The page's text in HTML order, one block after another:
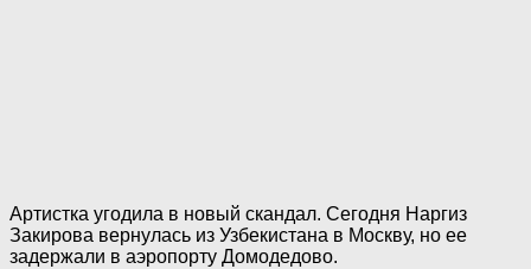
Артистка угодила в новый скандал. Сегодня Наргиз
Закирова вернулась из Узбекистана в Москву, но ее
задержали в аэропорту Домодедово.